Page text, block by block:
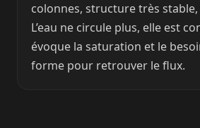
colonnes, structure très
L’eau ne circule plus, elle est
évoque la saturation et le
forme pour retrouver le flux.